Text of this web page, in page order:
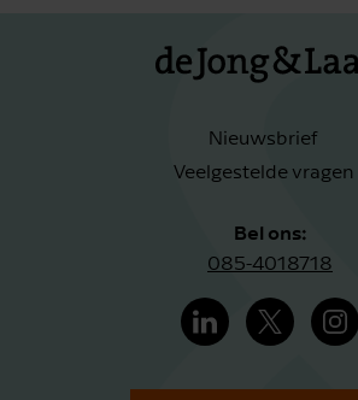
Nieuwsbrief
Veelgestelde vragen
Bel ons:
085-4018718